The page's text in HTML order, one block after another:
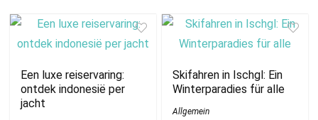
Een luxe reiservaring:
ontdek indonesië per
jacht
Skifahren in Ischgl: Ein
Winterparadies für alle
Allgemein